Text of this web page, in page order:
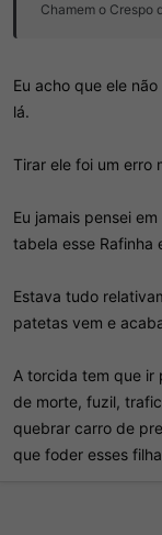
p
Chamem o Crespo
Eu acho que ele
lá.
Tirar ele foi um erro
Eu jamais pensei
tabela esse Rafinha
Estava tudo
patetas vem e
A torcida tem que ir
de morte, fuzil,
quebrar carro de
que foder esses